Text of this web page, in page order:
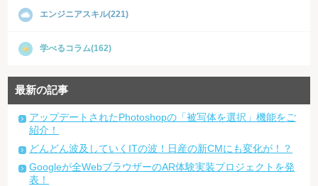
エンジニアスキル(221)
学べるコラム(162)
最新の記事
アップデートされたPhotoshopの「被写体を選択」機能をご
紹介！
どんどん波及していくITの波！日産の新CMにも変化が！？
Googleが全WebブラウザーのAR体験実装プロジェクトを発
表！